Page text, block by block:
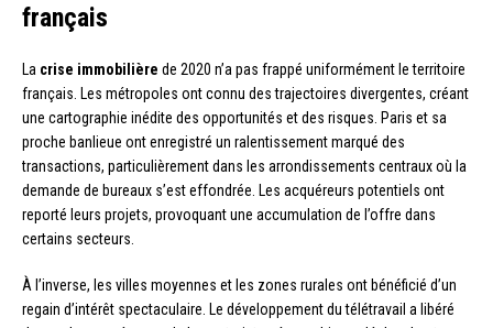
français
La crise immobilière de 2020 n’a pas frappé uniformément le territoire
français. Les métropoles ont connu des trajectoires divergentes, créant
une cartographie inédite des opportunités et des risques. Paris et sa
proche banlieue ont enregistré un ralentissement marqué des
transactions, particulièrement dans les arrondissements centraux où la
demande de bureaux s’est effondrée. Les acquéreurs potentiels ont
reporté leurs projets, provoquant une accumulation de l’offre dans
certains secteurs.
À l’inverse, les villes moyennes et les zones rurales ont bénéficié d’un
regain d’intérêt spectaculaire. Le développement du télétravail a libéré